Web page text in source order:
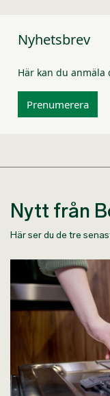
Nyhetsbrev
Här kan du
Prenumerera
Nytt från
Här ser du de tre